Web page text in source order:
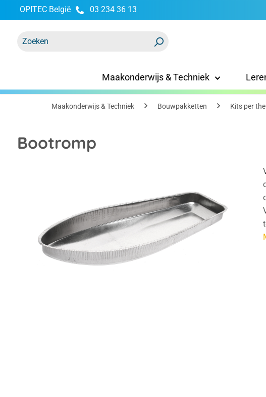
Ga naar de hoofdnavigatie
OPITEC België 03 234 36 13
Maakonderwijs & Techniek
Maakonderwijs & Techniek Bouwpakketten Kits per
Bootromp